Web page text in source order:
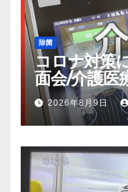
除菌
コロナ対策
面会/介護医
2026年8月9日